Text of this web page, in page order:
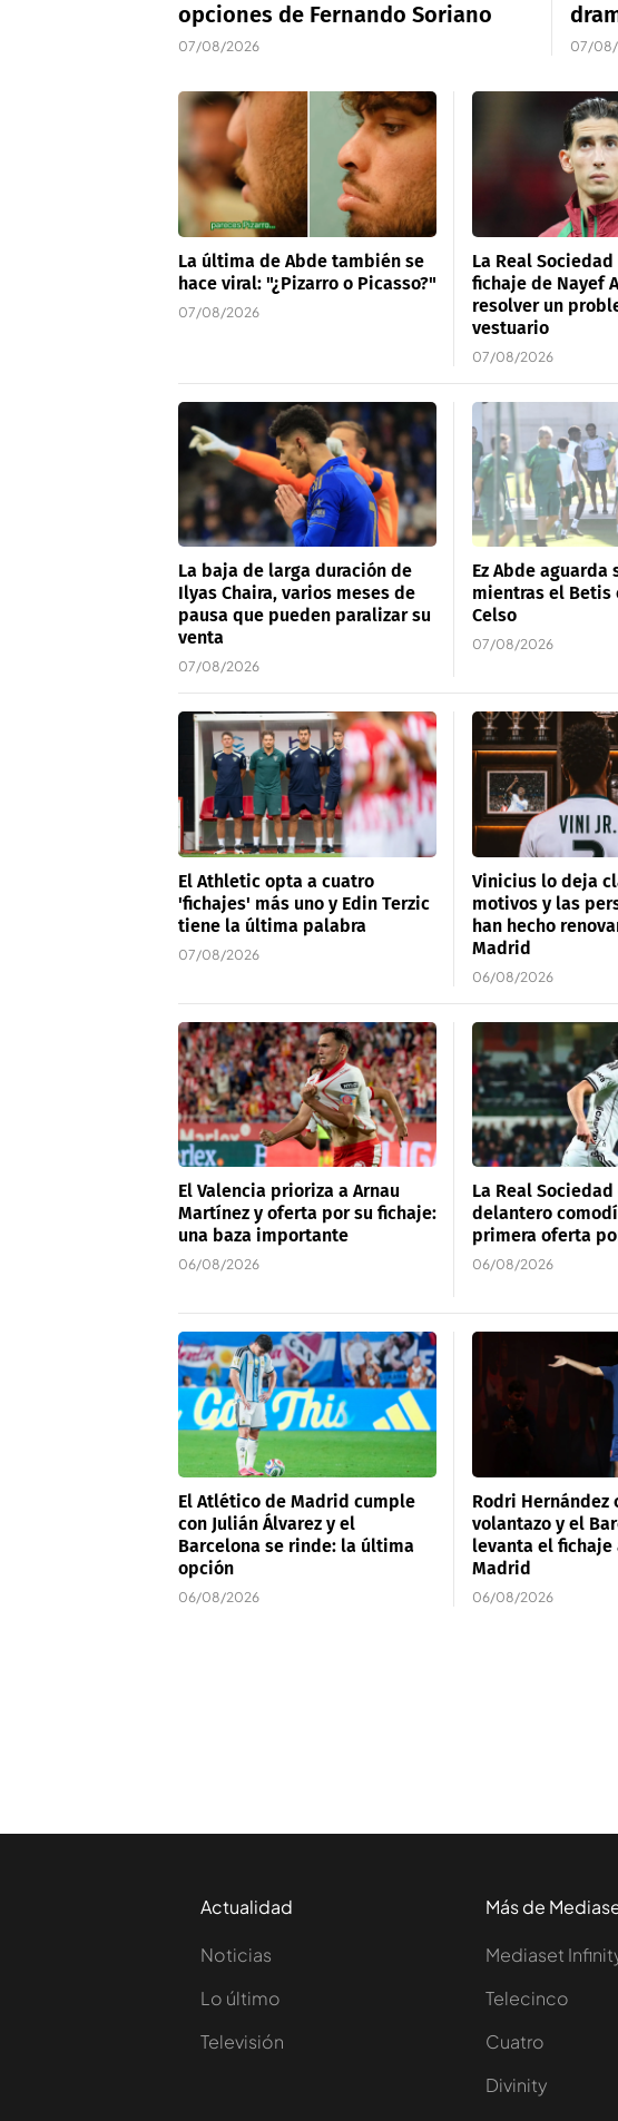
opciones de Fernando Soriano
07/08/2026 07/
La última de Abde también se
hace viral: "¿Pizarro o Picasso?"
07/08/2026
La Real
fichaje de Nayef
resolver un
vestuario
07/08/2026
La baja de larga duración de
Ilyas Chaira, varios meses de
pausa que pueden paralizar su
venta
07/08/2026
Ez Abde aguarda
mientras el Betis
Celso
07/08/2026
El Athletic opta a cuatro
'fichajes' más uno y Edin Terzic
tiene la última palabra
07/08/2026
Vinicius lo deja
motivos y las
han hecho
Madrid
06/08/2026
El Valencia prioriza a Arnau
Martínez y oferta por su fichaje:
una baza importante
06/08/2026
La Real
delantero
primera oferta
06/08/2026
El Atlético de Madrid cumple
con Julián Álvarez y el
Barcelona se rinde: la última
opción
06/08/2026
Rodri Hernández
volantazo y el
levanta el fichaje
Madrid
06/08/2026
Actualidad
Noticias
Lo último
Televisión
Más de
Mediaset
Telecinco
Cuatro
Divinity